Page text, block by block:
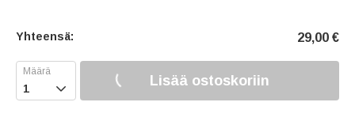
Yhteensä: 29,00 €
 Lisää ostoskoriin